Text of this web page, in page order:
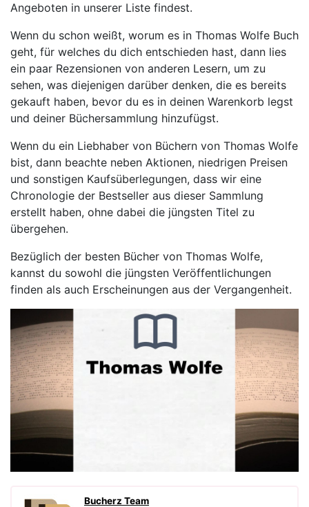
Angeboten in unserer Liste findest.
Wenn du schon weißt, worum es in Thomas Wolfe Buch
geht, für welches du dich entschieden hast, dann lies
ein paar Rezensionen von anderen Lesern, um zu
sehen, was diejenigen darüber denken, die es bereits
gekauft haben, bevor du es in deinen Warenkorb legst
und deiner Büchersammlung hinzufügst.
Wenn du ein Liebhaber von Büchern von Thomas Wolfe
bist, dann beachte neben Aktionen, niedrigen Preisen
und sonstigen Kaufsüberlegungen, dass wir eine
Chronologie der Bestseller aus dieser Sammlung
erstellt haben, ohne dabei die jüngsten Titel zu
übergehen.
Bezüglich der besten Bücher von Thomas Wolfe,
kannst du sowohl die jüngsten Veröffentlichungen
finden als auch Erscheinungen aus der Vergangenheit.
Bucherz Team